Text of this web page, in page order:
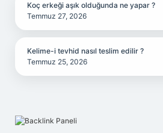
Koç erkeği aşık olduğunda ne yapar ?
Temmuz 27, 2026
Kelime-i tevhid nasıl teslim edilir ?
Temmuz 25, 2026